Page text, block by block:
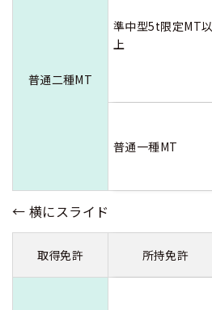
普通二種MT
準中型5t限定MT以
上
普通一種MT
取得免許 所持免許